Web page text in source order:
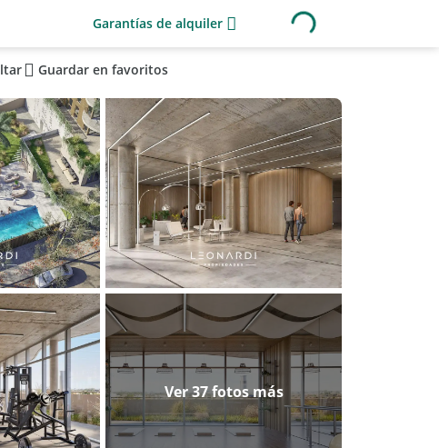
Garantías de alquiler
Guardar en favoritos
Ver 37 fotos más